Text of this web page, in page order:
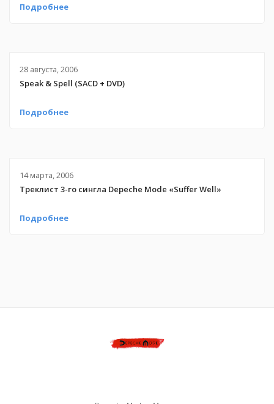
Подробнее
28 августа, 2006
Speak & Spell (SACD + DVD)
Подробнее
14 марта, 2006
Треклист 3-го сингла Depeche Mode «Suffer Well»
Подробнее